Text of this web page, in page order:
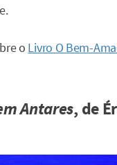
o Livro O Bem-
Antares, de